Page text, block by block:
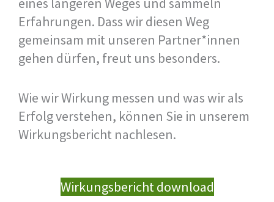
Erfahrungen. Dass wir diesen Weg
gemeinsam mit unseren Partner*innen
gehen dürfen, freut uns besonders.
Wie wir Wirkung messen und was wir als
Erfolg verstehen, können Sie in unserem
Wirkungsbericht nachlesen.
Wirkungsbericht download